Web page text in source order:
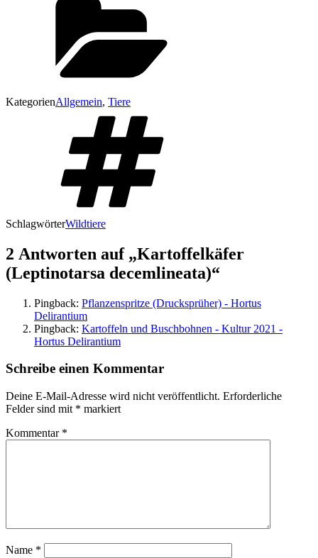
KategorienAllgemein, Tiere
SchlagwörterWildtiere
2 Antworten auf „Kartoffelkäfer
(Leptinotarsa decemlineata)“
Pingback: Pflanzenspritze (Drucksprüher) - Hortus
Delirantium
Pingback: Kartoffeln und Buschbohnen - Kultur 2021 -
Hortus Delirantium
Schreibe einen Kommentar
Deine E-Mail-Adresse wird nicht veröffentlicht. Erforderliche
Felder sind mit * markiert
Kommentar *
Name *